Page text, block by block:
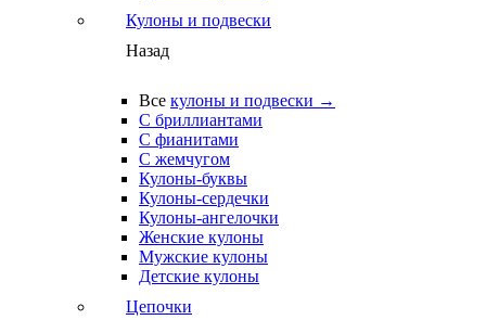
Кулоны и подвески
Назад
Все кулоны и подвески →
С бриллиантами
С фианитами
С жемчугом
Кулоны-буквы
Кулоны-сердечки
Кулоны-ангелочки
Женские кулоны
Мужские кулоны
Детские кулоны
Цепочки